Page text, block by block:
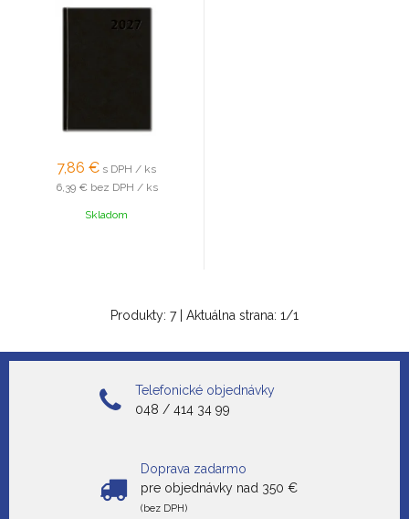
7,86 € s DPH / ks
6,39 € bez DPH / ks
Skladom
Produkty: 7| Aktuálna strana: 1/1
Telefonické objednávky
048 / 414 34 99
Doprava zadarmo
pre objednávky nad 350 €
(bez DPH)